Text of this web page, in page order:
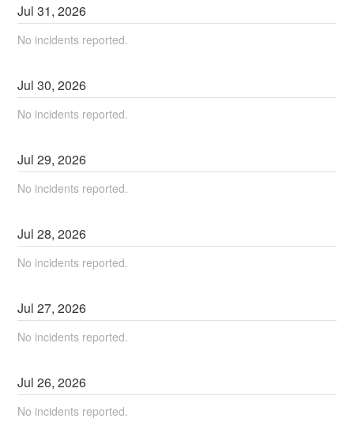
Jul31,2026
No incidents reported.
Jul30,2026
No incidents reported.
Jul29,2026
No incidents reported.
Jul28,2026
No incidents reported.
Jul27,2026
No incidents reported.
Jul26,2026
No incidents reported.